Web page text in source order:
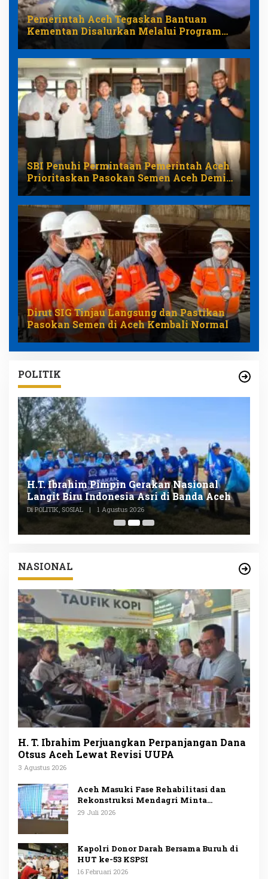
Pemerintah Aceh Tegaskan Bantuan
Kementan Disalurkan Melalui Program
Pemulihan Pertanian
SBI Penuhi Permintaan Pemerintah Aceh
Prioritaskan Pasokan Semen Aceh Demi
Stabilkan Harga
Dirut SIG Tinjau Langsung dan Pastikan
Pasokan Semen di Aceh Kembali Normal
POLITIK
H.T. Ibrahim Pimpin Gerakan Nasional
Langit Biru Indonesia Asri di Banda Aceh
Di POLITIK, SOSIAL | 1 Agustus 2026
NASIONAL
H. T. Ibrahim Perjuangkan Perpanjangan Dana
Otsus Aceh Lewat Revisi UUPA
3 Agustus 2026
Aceh Masuki Fase Rehabilitasi dan
Rekonstruksi Mendagri Minta
Penggunaan Anggaran Dipublikasikan
29 Juli 2026
Kapolri Donor Darah Bersama Buruh di
HUT ke-53 KSPSI
16 Februari 2026